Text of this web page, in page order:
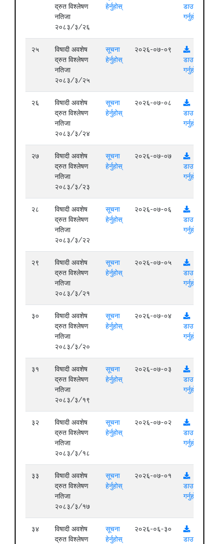
द्रुत विश्लेषण
नतिजा
२०८३/३/२६
हेर्नुहोस्
डाउनलोड
गर्नुहोस्
२५
विषादी अवशेष
द्रुत विश्लेषण
नतिजा
२०८३/३/२५
सूचना
हेर्नुहोस्
२०२६-०७-०९
डाउनलोड
गर्नुहोस्
२६
विषादी अवशेष
द्रुत विश्लेषण
नतिजा
२०८३/३/२४
सूचना
हेर्नुहोस्
२०२६-०७-०८
डाउनलोड
गर्नुहोस्
२७
विषादी अवशेष
द्रुत विश्लेषण
नतिजा
२०८३/३/२३
सूचना
हेर्नुहोस्
२०२६-०७-०७
डाउनलोड
गर्नुहोस्
२८
विषादी अवशेष
द्रुत विश्लेषण
नतिजा
२०८३/३/२२
सूचना
हेर्नुहोस्
२०२६-०७-०६
डाउनलोड
गर्नुहोस्
२९
विषादी अवशेष
द्रुत विश्लेषण
नतिजा
२०८३/३/२१
सूचना
हेर्नुहोस्
२०२६-०७-०५
डाउनलोड
गर्नुहोस्
३०
विषादी अवशेष
द्रुत विश्लेषण
नतिजा
२०८३/३/२०
सूचना
हेर्नुहोस्
२०२६-०७-०४
डाउनलोड
गर्नुहोस्
३१
विषादी अवशेष
द्रुत विश्लेषण
नतिजा
२०८३/३/१९
सूचना
हेर्नुहोस्
२०२६-०७-०३
डाउनलोड
गर्नुहोस्
३२
विषादी अवशेष
द्रुत विश्लेषण
नतिजा
२०८३/३/१८
सूचना
हेर्नुहोस्
२०२६-०७-०२
डाउनलोड
गर्नुहोस्
३३
विषादी अवशेष
द्रुत विश्लेषण
नतिजा
२०८३/३/१७
सूचना
हेर्नुहोस्
२०२६-०७-०१
डाउनलोड
गर्नुहोस्
३४
विषादी अवशेष
द्रुत विश्लेषण
सूचना
हेर्नुहोस्
२०२६-०६-३०
डाउनलोड